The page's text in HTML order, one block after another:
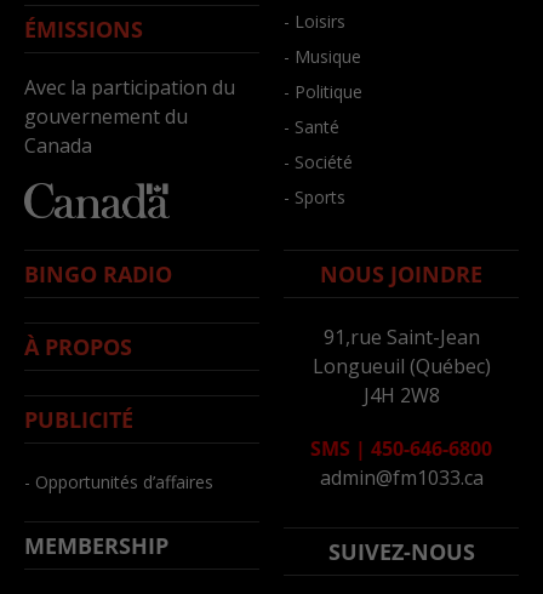
ÉMISSIONS
Avec la participation du
gouvernement du
Canada
- Loisirs
- Musique
- Politique
- Santé
- Société
- Sports
BINGO RADIO
À PROPOS
PUBLICITÉ
- Opportunités d’affaires
MEMBERSHIP
NOUS JOINDRE
91,rue Saint-Jean
Longueuil (Québec)
J4H 2W8
SMS | 450-646-6800
admin@fm1033.ca
SUIVEZ-NOUS